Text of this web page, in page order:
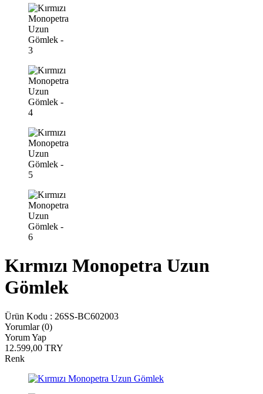
Kırmızı Monopetra Uzun
Gömlek
Ürün Kodu : 26SS-BC602003
Yorumlar (0)
Yorum Yap
12.599,00 TRY
Renk